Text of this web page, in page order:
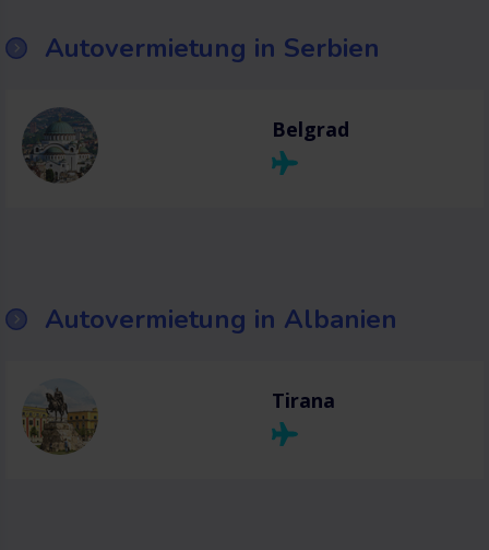
Autovermietung in Serbien
Belgrad
Autovermietung in Albanien
Tirana